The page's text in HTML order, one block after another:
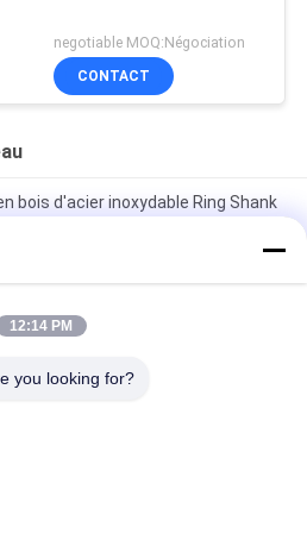
negotiable MOQ:Négociation
CONTACT
bois d'acier inoxydable Ring Shank
inoxydable Ring Shank Nails
à carreaux de rouille de Ring
12:14 PM
you looking for?